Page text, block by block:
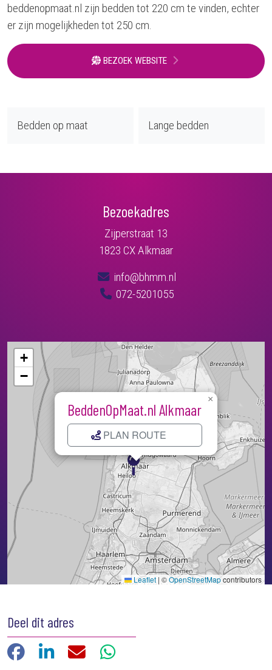
beddenopmaat.nl zijn bedden tot 220 cm te vinden, echter
er zijn mogelijkheden tot 250 cm.
BEZOEK WEBSITE
Bedden op maat Lange bedden
Bezoekadres
Zijperstraat 13
1823 CX Alkmaar
info@bhmm.nl
072-5201055
Kaart laden...
BeddenOpMaat.nl Alkmaar
PLAN ROUTE
×
+
−
Leaflet | ©OpenStreetMapcontributors
Deel dit adres
FacebookLinkedIn E-mailWhatsApp